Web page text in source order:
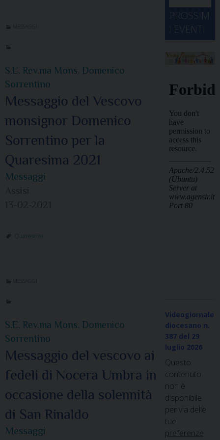
S.E. Rev.ma Mons. Domenico
Sorrentino
Messaggio del Vescovo
monsignor Domenico
Sorrentino per la
Quaresima 2021
Messaggi
Quaresima
S.E. Rev.ma Mons. Domenico
Sorrentino
Messaggio del vescovo ai
fedeli di Nocera Umbra in
occasione della solennità
di San Rinaldo
Messaggi
2
4
2
5
2
6
2
7
2
8
2
9
3
0
3
1 1 2 3 4 5 6
PROSSIM
I EVENTI
Videogiornale
diocesano n.
387 del 29
luglio 2026
Questo
contenuto
non è
disponibile
per via delle
tue
preferenze